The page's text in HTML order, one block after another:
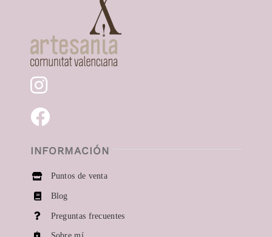
Pendientes
Anillos
INFORMACIÓN
Puntos de venta
Blog
Preguntas frecuentes